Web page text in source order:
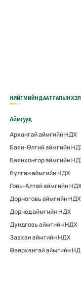
цалингийн
БАТАЛГААЖСАН
Ажилласан
иргэд
эсэхийг шалгах
НИЙГМИЙН ДААТГАЛЫН
Аймгууд
Архангай аймгийн НДХ
Баян-Өлгий аймгийн
Баянхонгор аймгийн
Булган аймгийн НДХ
Говь-Алтай аймгийн
Дорноговь аймгийн НДХ
Дорнод аймгийн НДХ
Дундговь аймгийн НДХ
Завхан аймгийн НДХ
Өвөрхангай аймгийн